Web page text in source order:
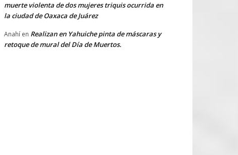
muerte violenta de dos mujeres triquis ocurrida en
la ciudad de Oaxaca de Juárez
Anahí en Realizan en Yahuiche pinta de máscaras y
retoque de mural del Día de Muertos.